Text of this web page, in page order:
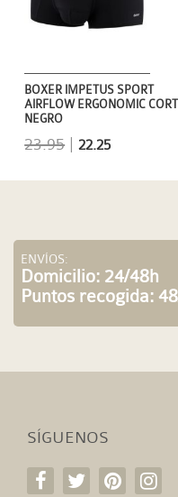
BOXER IMPETUS SPORT
AIRFLOW ERGONOMIC
NEGRO
23.95 |22.25
ENVÍOS:
Domicilio: 24/48h
Puntos recogida:
SÍGUENOS